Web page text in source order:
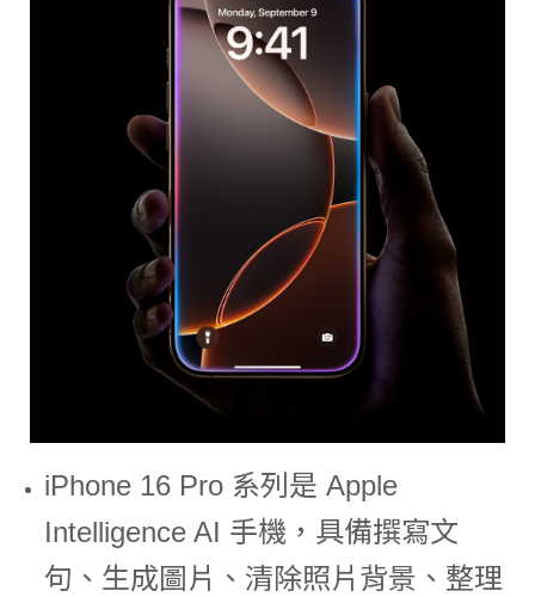
iPhone 16 Pro 系列是 Apple
Intelligence AI 手機，具備撰寫文
句、生成圖片、清除照片背景、整理